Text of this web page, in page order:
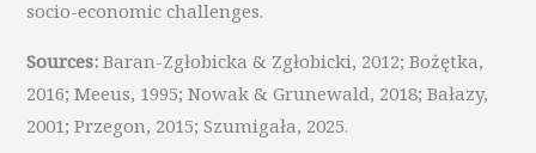
socio-economic challenges.
Sources:Baran-Zgłobicka & Zgłobicki, 2012; Bożętka,
2016; Meeus, 1995; Nowak & Grunewald, 2018; Bałazy,
2001; Przegon, 2015; Szumigała, 2025.